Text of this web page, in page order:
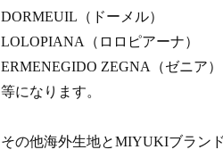
DORMEUIL（ドーメル）
LOLOPIANA（ロロピアーナ）
ERMENEGIDO ZEGNA（ゼニア）
等になります。
その他海外生地とMIYUKIブラン